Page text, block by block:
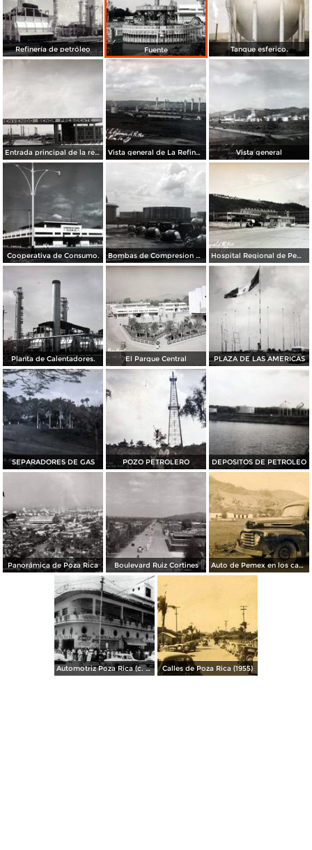
Refinería de petróleo Fuente Tanque esferico.
Entrada principal de la refineria de Pemex. Vista general de La Refineria de Pemex. Vista general
Cooperativa de Consumo. Bombas de Compresion de mantenimiento Pemex. Hospital Regional de Pemex.
Planta de Calentadores. El Parque Central PLAZA DE LAS AMERICAS
SEPARADORES DE GAS POZO PETROLERO DEPOSITOS DE PETROLEO
Panorámica de Poza Rica Boulevard Ruiz Cortines Auto de Pemex en los campos petroleros (c. 1950)
Automotriz Poza Rica (c. 1953) Calles de Poza Rica (1955)